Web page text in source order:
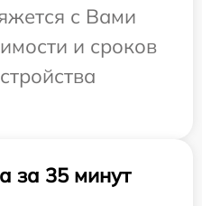
с Вами
и сроков
за 35 минут